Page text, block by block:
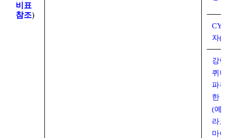
비표
참조)
자(
강
퀴
파
한
(예,
라
마